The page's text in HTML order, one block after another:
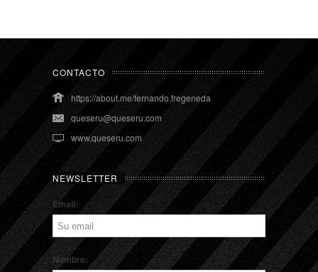
CONTACTO
https://about.me/fernando.fregeneda
queseru@queseru.com
www.queseru.com
NEWSLETTER
Email:
Nombre: